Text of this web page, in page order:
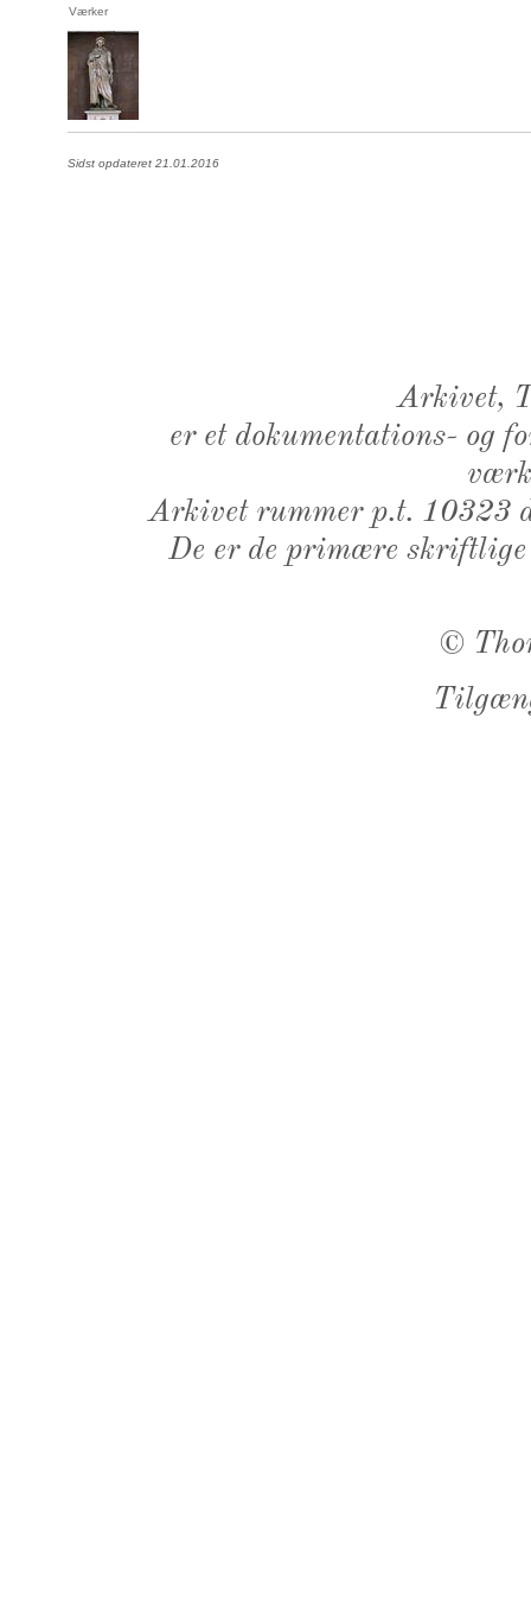
Værker
Sidst opdateret 21.01.2016
Arkivet,
er et dokumentations- og
Arkivet rummer p.t. 10323
De er de primære
©